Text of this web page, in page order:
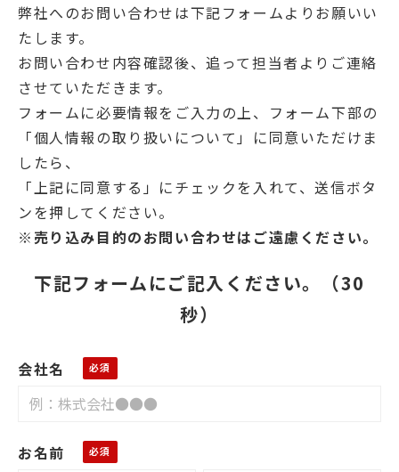
よくあるご質問
弊社へのお問い合わせは下記フォームよりお願いい
たします。
お問い合わせ内容確認後、追って担当者よりご連絡
させていただきます。
フォームに必要情報をご入力の上、フォーム下部の
「個人情報の取り扱いについて」に同意いただけま
したら、
「上記に同意する」にチェックを入れて、送信ボタ
ンを押してください。
※売り込み目的のお問い合わせはご遠慮ください。
下記フォームにご記入ください。（30
秒）
会社名
お名前